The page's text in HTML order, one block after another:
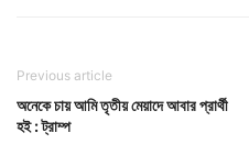
Previous article
অনেকে চায় আমি তৃতীয় মেয়াদে আবার প্রার্থী
হই : ট্রাম্প